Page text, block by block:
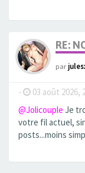
RE:
par
- 03 août 2026,
@Jolicouple Je
votre fil actuel,
posts...moins